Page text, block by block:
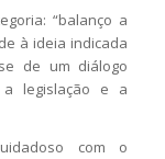
“balanço a
à ideia indicada
de um diálogo
a legislação e a
com o